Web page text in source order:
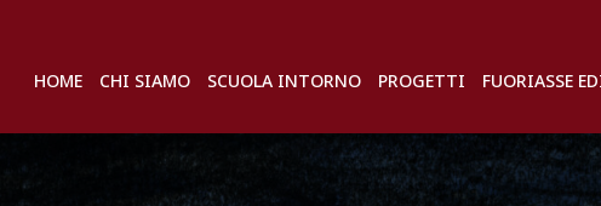
HOME CHI SIAMO SCUOLA INTORNO PROGETTI FUORIASSE